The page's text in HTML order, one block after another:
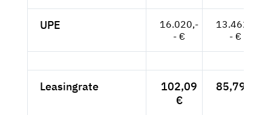
UPE
16.020,-
- €
13.462,-
- €
Leasingrate
102,09
€
85,79 €